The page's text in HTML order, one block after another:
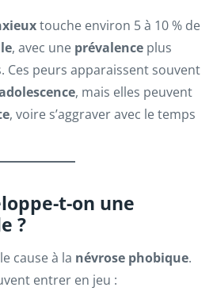
touche environ 5 à 10 % de
, avec une prévalence plus
Ces peurs apparaissent souvent
, mais elles peuvent
, voire s’aggraver avec le temps
t-on une
?
cause à la névrose phobique.
entrer en jeu :